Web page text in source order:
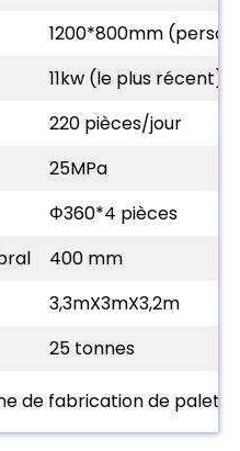
1200*800mm
11kw (le plus récent)
220 pièces/jour
25MPa
Φ360*4 pièces
400 mm
3,3mX3mX3,2m
25 tonnes
de fabrication de